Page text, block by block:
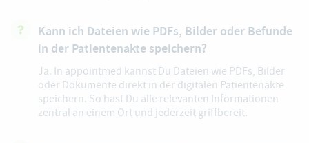
Kann ich Dateien wie PDFs, Bilder oder Befunde
in der Patientenakte speichern?
Ja. In appointmed kannst Du Dateien wie PDFs, Bilder
oder Dokumente direkt in der digitalen Patientenakte
speichern. So hast Du alle relevanten Informationen
zentral an einem Ort und jederzeit griffbereit.